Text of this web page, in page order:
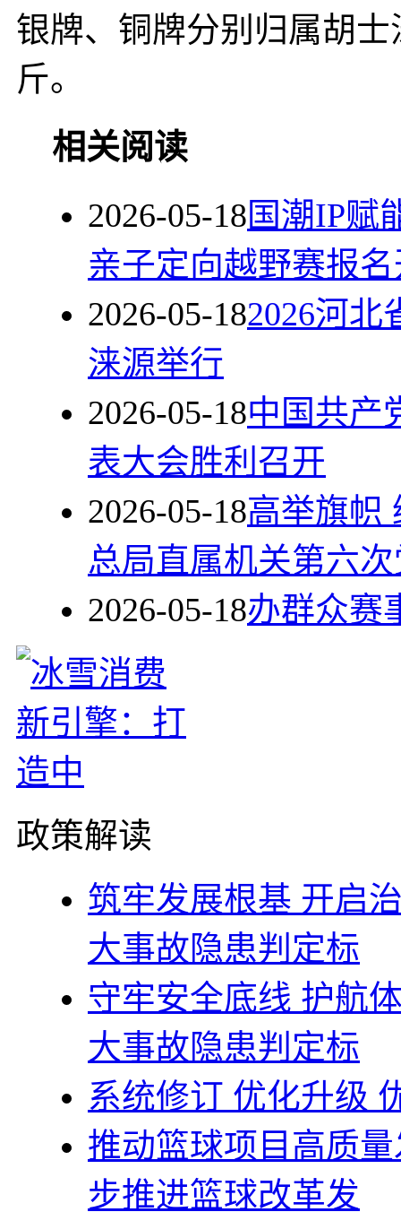
银牌、铜牌分别归属胡
斤。
相关阅读
2026-05-18国潮IP赋
亲子定向越野赛报
2026-05-182026河北
涞源举行
2026-05-18中国共产
表大会胜利召开
2026-05-18高举旗帜
总局直属机关第六
2026-05-18办群众赛
政策解读
筑牢发展根基 开启
大事故隐患判定标
守牢安全底线 护航
大事故隐患判定标
系统修订 优化升级
推动篮球项目高质
步推进篮球改革发